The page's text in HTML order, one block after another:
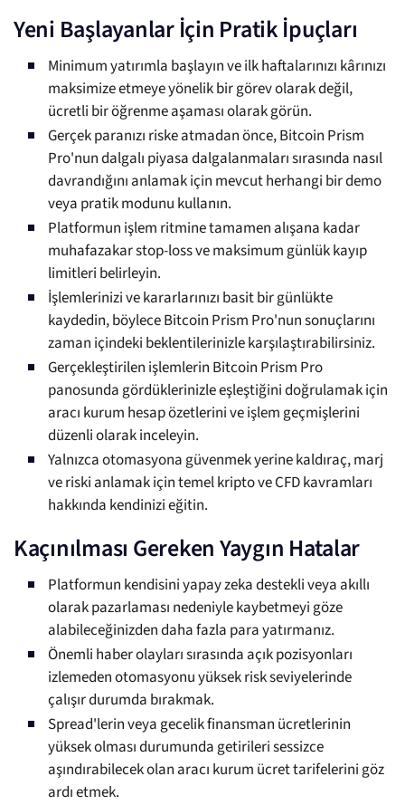
Yeni Başlayanlar İçin Pratik İpuçları
Minimum yatırımla başlayın ve ilk haftalarınızı kârınızı
maksimize etmeye yönelik bir görev olarak değil,
ücretli bir öğrenme aşaması olarak görün.
Gerçek paranızı riske atmadan önce, Bitcoin Prism
Pro'nun dalgalı piyasa dalgalanmaları sırasında nasıl
davrandığını anlamak için mevcut herhangi bir demo
veya pratik modunu kullanın.
Platformun işlem ritmine tamamen alışana kadar
muhafazakar stop-loss ve maksimum günlük kayıp
limitleri belirleyin.
İşlemlerinizi ve kararlarınızı basit bir günlükte
kaydedin, böylece Bitcoin Prism Pro'nun sonuçlarını
zaman içindeki beklentilerinizle karşılaştırabilirsiniz.
Gerçekleştirilen işlemlerin Bitcoin Prism Pro
panosunda gördüklerinizle eşleştiğini doğrulamak için
aracı kurum hesap özetlerini ve işlem geçmişlerini
düzenli olarak inceleyin.
Yalnızca otomasyona güvenmek yerine kaldıraç, marj
ve riski anlamak için temel kripto ve CFD kavramları
hakkında kendinizi eğitin.
Kaçınılması Gereken Yaygın Hatalar
Platformun kendisini yapay zeka destekli veya akıllı
olarak pazarlaması nedeniyle kaybetmeyi göze
alabileceğinizden daha fazla para yatırmanız.
Önemli haber olayları sırasında açık pozisyonları
izlemeden otomasyonu yüksek risk seviyelerinde
çalışır durumda bırakmak.
Spread'lerin veya gecelik finansman ücretlerinin
yüksek olması durumunda getirileri sessizce
aşındırabilecek olan aracı kurum ücret tarifelerini göz
ardı etmek.